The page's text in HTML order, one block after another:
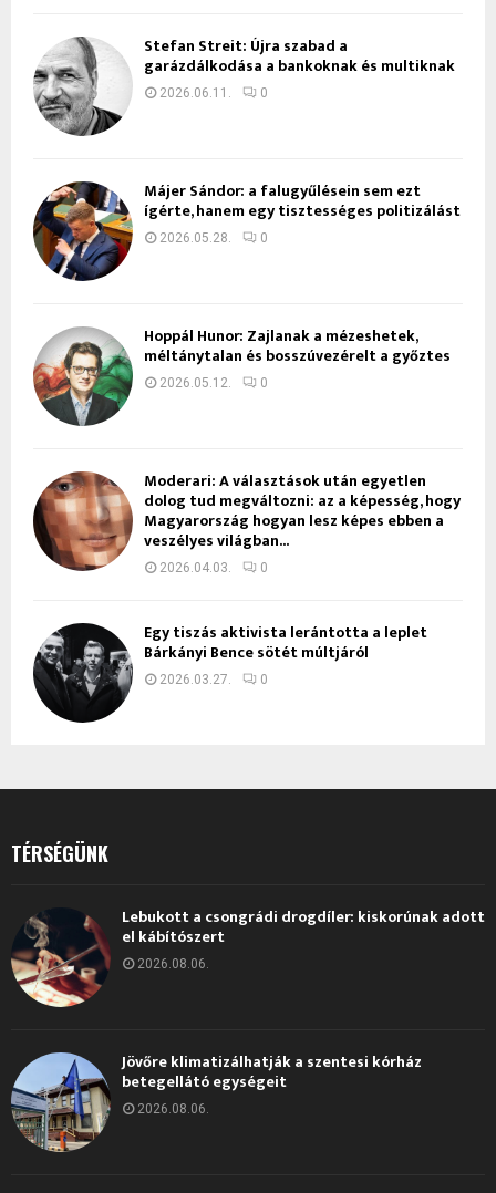
Stefan Streit: Újra szabad a
garázdálkodása a bankoknak és multiknak
2026.06.11. 0
Májer Sándor: a falugyűlésein sem ezt
ígérte, hanem egy tisztességes politizálást
2026.05.28. 0
Hoppál Hunor: Zajlanak a mézeshetek,
méltánytalan és bosszúvezérelt a győztes
2026.05.12. 0
Moderari: A választások után egyetlen
dolog tud megváltozni: az a képesség, hogy
Magyarország hogyan lesz képes ebben a
veszélyes világban...
2026.04.03. 0
Egy tiszás aktivista lerántotta a leplet
Bárkányi Bence sötét múltjáról
2026.03.27. 0
TÉRSÉGÜNK
Lebukott a csongrádi drogdíler: kiskorúnak adott
el kábítószert
2026.08.06.
Jövőre klimatizálhatják a szentesi kórház
betegellátó egységeit
2026.08.06.